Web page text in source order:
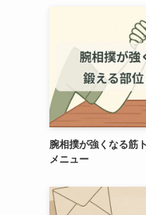
腕相撲が強くなる筋
メニュー